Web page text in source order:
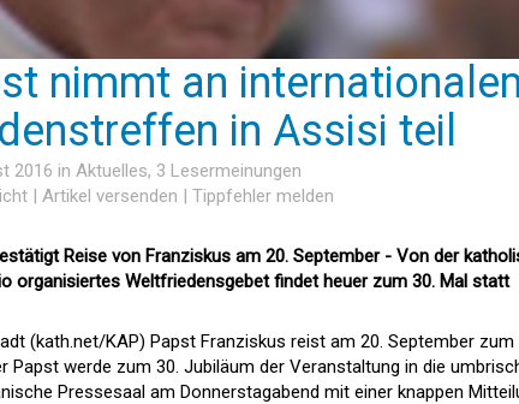
nimmt an
in Assisi teil
2016 in Aktuelles, 3 Lesermeinungen
| Artikel versenden | Tippfehler melden
Reise von Franziskus am 20. September - Von der
organisiertes Weltfriedensgebet findet heuer zum 30. Mal statt
(kath.net/KAP) Papst Franziskus reist am 20. September
Papst werde zum 30. Jubiläum der Veranstaltung in die
Pressesaal am Donnerstagabend mit einer knappen